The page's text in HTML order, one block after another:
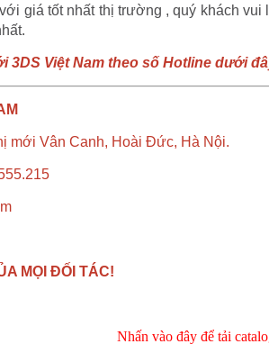
giá tốt nhất thị trường , quý khách vui
3DS Việt Nam theo số Hotline dưới
mới Vân Canh, Hoài Đức, Hà Nội.
MỌI ĐỐI TÁC!
Nhấn vào đây để tải